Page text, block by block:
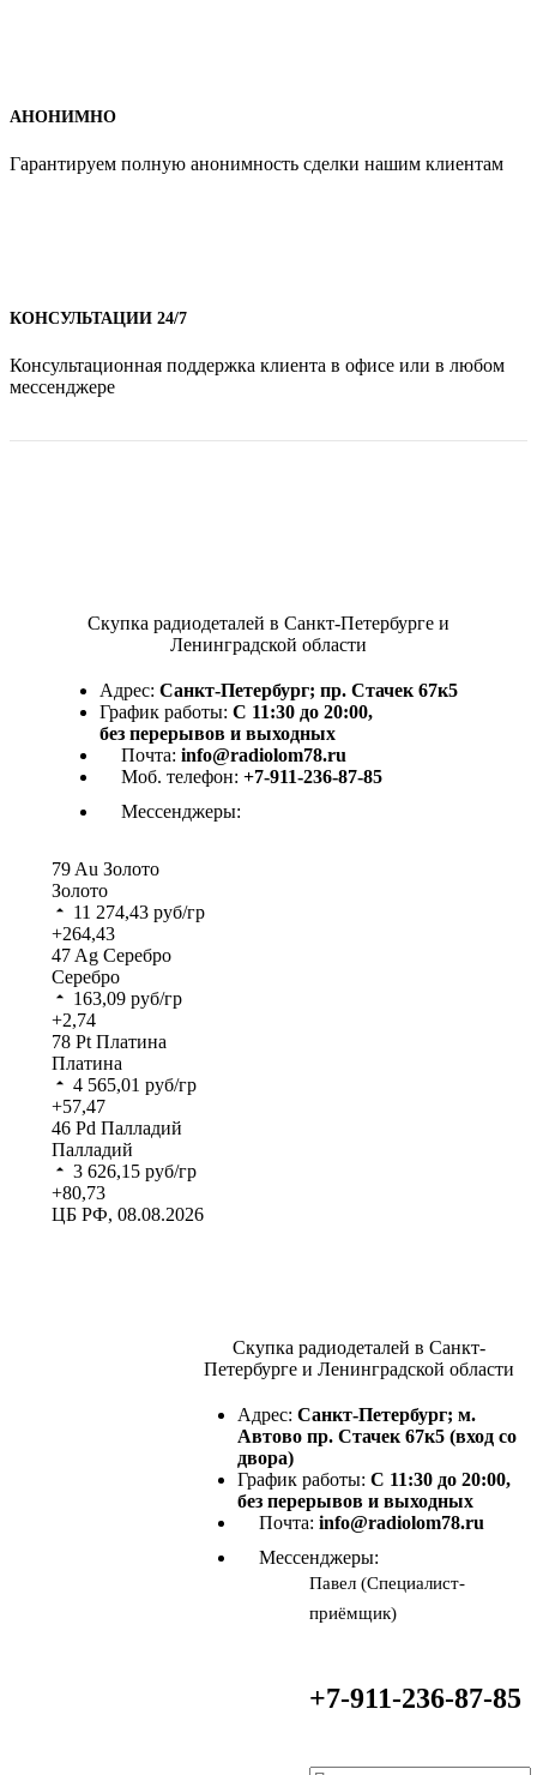
АНОНИМНО
Гарантируем полную анонимность сделки нашим клиентам
КОНСУЛЬТАЦИИ 24/7
Консультационная поддержка клиента в офисе или в любом
мессенджере
Скупка радиодеталей в Санкт-Петербурге и
Ленинградской области
Адрес: Санкт-Петербург; пр. Стачек 67к5
График работы: С 11:30 до 20:00,
без перерывов и выходных
Почта: info@radiolom78.ru
Моб. телефон: +7-911-236-87-85
Мессенджеры:
79Au Золото
Золото
11 274,43 руб/гр
+264,43
47Ag Серебро
Серебро
163,09 руб/гр
+2,74
78 Pt Платина
Платина
4 565,01 руб/гр
+57,47
46 Pd Палладий
Палладий
3 626,15 руб/гр
+80,73
ЦБ РФ, 08.08.2026
Скупка радиодеталей в Санкт-
Петербурге и Ленинградской области
Адрес: Санкт-Петербург; м.
Автово пр. Стачек 67к5 (вход со
двора)
График работы: С 11:30 до 20:00,
без перерывов и выходных
Почта: info@radiolom78.ru
Мессенджеры:
Павел (Специалист-
приёмщик)
+7-911-236-87-85